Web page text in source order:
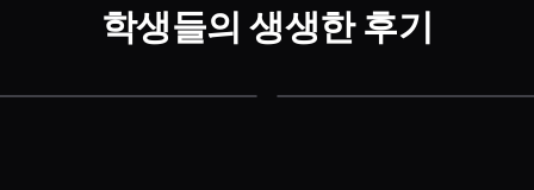
학생들의 생생한 후기